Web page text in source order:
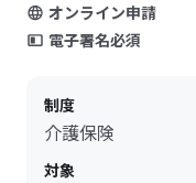
オンライン申請
電子署名必須
制度
介護保険
対象